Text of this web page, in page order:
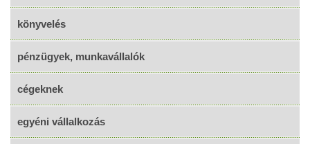
könyvelés
pénzügyek, munkavállalók
cégeknek
egyéni vállalkozás